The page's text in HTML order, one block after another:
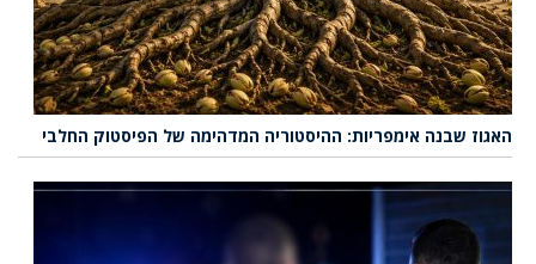
האגוז שבנה אימפריות: ההיסטוריה המדהימה של הפיסטוק החלבי